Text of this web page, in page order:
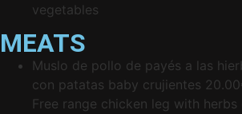
vegetables
MEATS
Muslo de pollo de payés a las
con patatas baby crujientes
Free range chicken leg with